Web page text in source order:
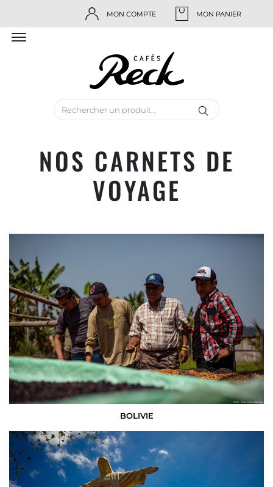
MON COMPTE MON PANIER
NOS CARNETS DE
VOYAGE
BOLIVIE